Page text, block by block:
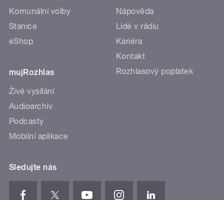
Komunální volby
Stanice
eShop
mujRozhlas
Živé vysílání
Audioarchiv
Podcasty
Mobilní aplikace
Nápověda
Lidé v rádiu
Kariéra
Kontakt
Rozhlasový poplatek
Sledujte nás